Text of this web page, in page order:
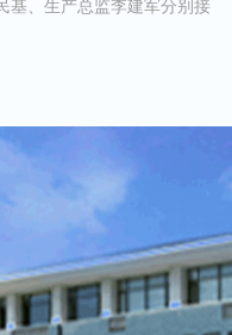
生产总监李建军分别接